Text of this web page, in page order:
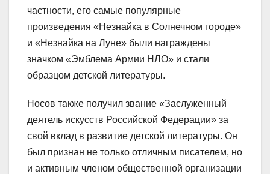
частности, его самые популярные
произведения «Незнайка в Солнечном городе»
и «Незнайка на Луне» были награждены
значком «Эмблема Армии НЛО» и стали
образцом детской литературы.
Носов также получил звание «Заслуженный
деятель искусств Российской Федерации» за
свой вклад в развитие детской литературы. Он
был признан не только отличным писателем, но
и активным членом общественной организации